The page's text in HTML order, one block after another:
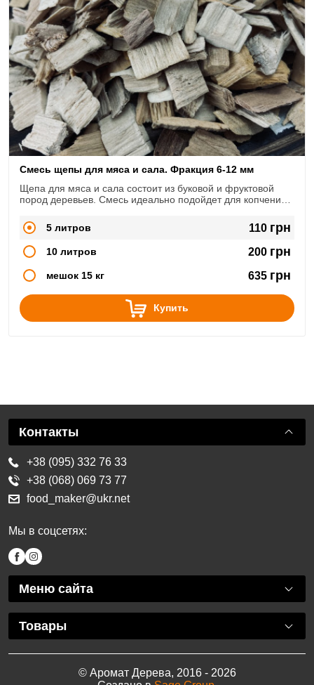
Смесь щепы для мяса и сала. Фракция 6-12 мм
Щепа для мяса и сала состоит из буковой и фруктовой
пород деревьев. Смесь идеально подойдет для копчения
5 литров
110 грн
10 литров 200 грн
мешок 15 кг 635 грн
Купить
Меню сайта
Товары
Контакты
+38 (095) 332 76 33
+38 (068) 069 73 77
food_maker@ukr.net
Мы в соцсетях:
© Аромат Дерева, 2016 - 2026